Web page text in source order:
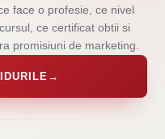
face o profesie, ce nivel
ce certificat obtii si
promisiuni de marketing.
→